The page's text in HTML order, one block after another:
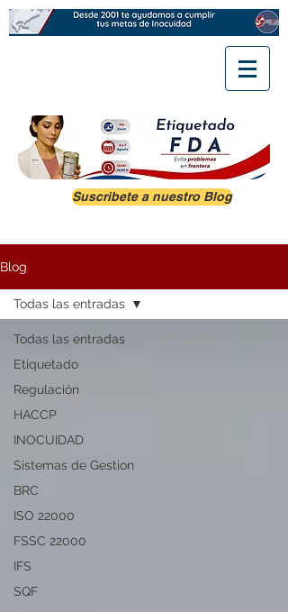
Suscribete a nuestro Blog
Blog
Todas las entradas
Etiquetado
Regulación
HACCP
INOCUIDAD
Sistemas de Gestion
BRC
ISO 22000
FSSC 22000
IFS
SQF
Todas las entradas